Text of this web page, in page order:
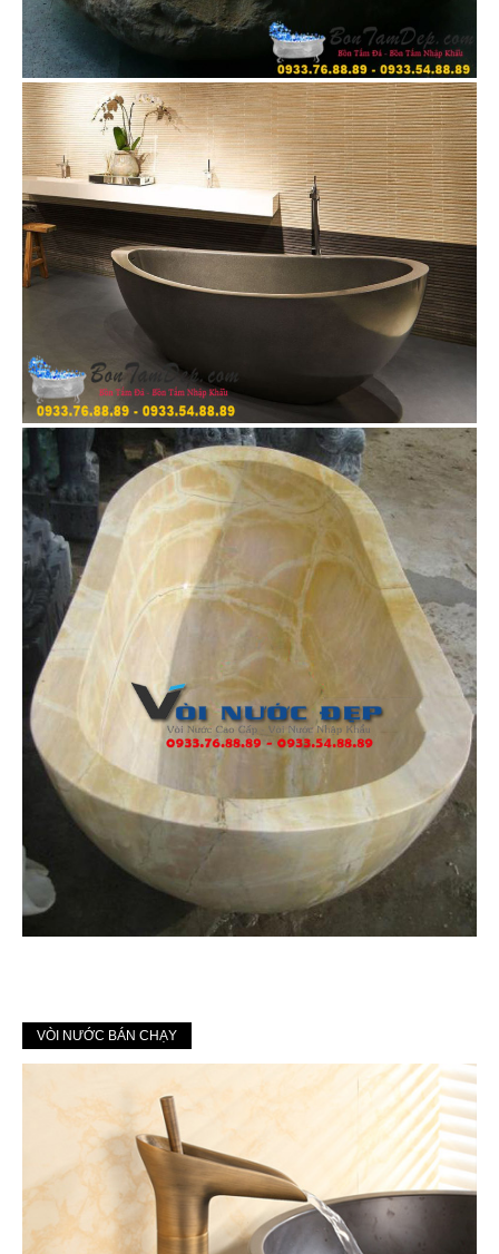
VÒI NƯỚC BÁN CHẠY